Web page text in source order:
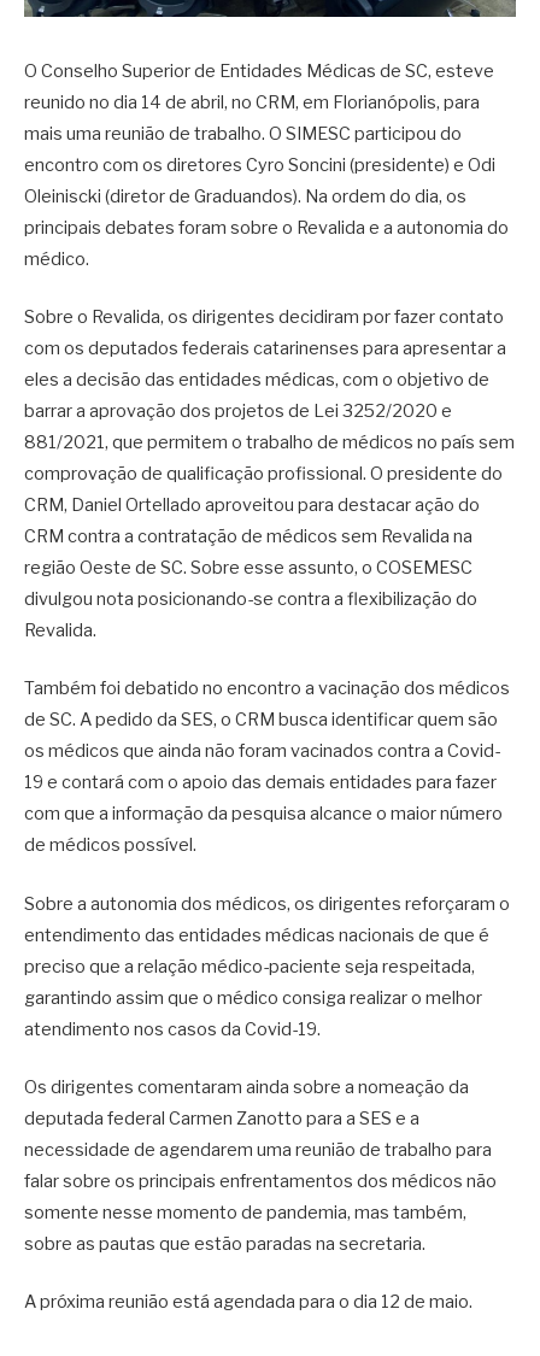
O Conselho Superior de Entidades Médicas de SC, esteve
reunido no dia 14 de abril, no CRM, em Florianópolis, para
mais uma reunião de trabalho. O SIMESC participou do
encontro com os diretores Cyro Soncini (presidente) e Odi
Oleiniscki (diretor de Graduandos). Na ordem do dia, os
principais debates foram sobre o Revalida e a autonomia do
médico.
Sobre o Revalida, os dirigentes decidiram por fazer contato
com os deputados federais catarinenses para apresentar a
eles a decisão das entidades médicas, com o objetivo de
barrar a aprovação dos projetos de Lei 3252/2020 e
881/2021, que permitem o trabalho de médicos no país sem
comprovação de qualificação profissional. O presidente do
CRM, Daniel Ortellado aproveitou para destacar ação do
CRM contra a contratação de médicos sem Revalida na
região Oeste de SC. Sobre esse assunto, o COSEMESC
divulgou nota posicionando-se contra a flexibilização do
Revalida.
Também foi debatido no encontro a vacinação dos médicos
de SC. A pedido da SES, o CRM busca identificar quem são
os médicos que ainda não foram vacinados contra a Covid-
19 e contará com o apoio das demais entidades para fazer
com que a informação da pesquisa alcance o maior número
de médicos possível.
Sobre a autonomia dos médicos, os dirigentes reforçaram o
entendimento das entidades médicas nacionais de que é
preciso que a relação médico-paciente seja respeitada,
garantindo assim que o médico consiga realizar o melhor
atendimento nos casos da Covid-19.
Os dirigentes comentaram ainda sobre a nomeação da
deputada federal Carmen Zanotto para a SES e a
necessidade de agendarem uma reunião de trabalho para
falar sobre os principais enfrentamentos dos médicos não
somente nesse momento de pandemia, mas também,
sobre as pautas que estão paradas na secretaria.
A próxima reunião está agendada para o dia 12 de maio.